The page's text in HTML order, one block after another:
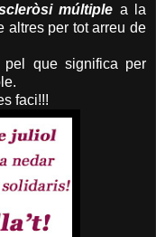
múltiple a la
altres per tot arreu de
pel que significa per
faci!!!